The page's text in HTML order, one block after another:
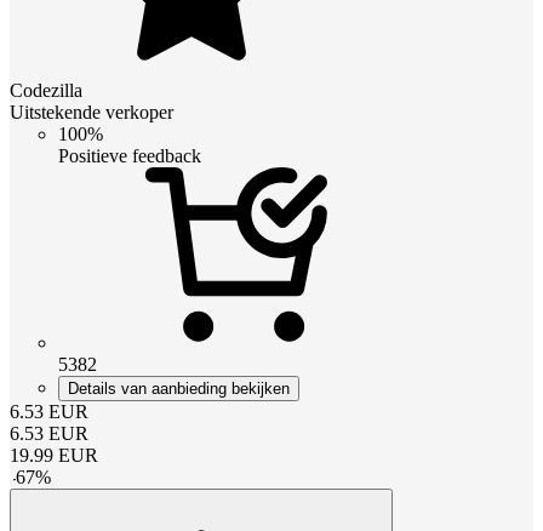
Codezilla
Uitstekende verkoper
100%
Positieve feedback
5382
Details van aanbieding bekijken
6.53 EUR
6.53 EUR
19.99 EUR
-67%